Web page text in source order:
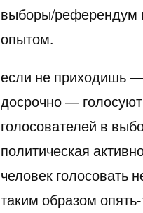
выборы/референдум
опытом.
если не приходишь —
досрочно —
голосователей в
политическая
человек голосовать
таким образом